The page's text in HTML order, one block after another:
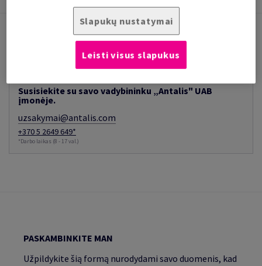
SUSISIEKITE SU VADYBININKU
Turite klausimų apie mūsų produktus ar norite gauti
Susisiekite su savo vadybininku „Antalis" UAB
įmonėje.
uzsakymai@antalis.com
+370 5 2649 649*
*Darbo laikas (8 - 17 val.)
PASKAMBINKITE MAN
Užpildykite šią formą nurodydami savo duomenis, kad
Slapukų nustatymai
Leisti visus slapukus